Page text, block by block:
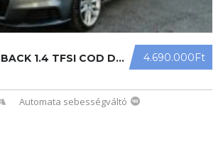
4.690.000Ft
AUDI A3 SPORTBACK 1.4 TFSI COD DESI ...
Automata sebességváltó